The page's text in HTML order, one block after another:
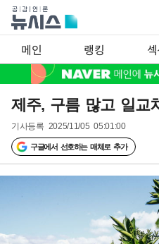
메인 랭킹
제주, 구름 많고 일
기사등록 2025/11/05 05:01:00
구글에서 선호하는 매체로 추가